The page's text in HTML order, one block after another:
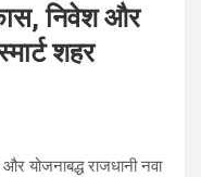
निवेश और
शहर
योजनाबद्ध राजधानी नवा